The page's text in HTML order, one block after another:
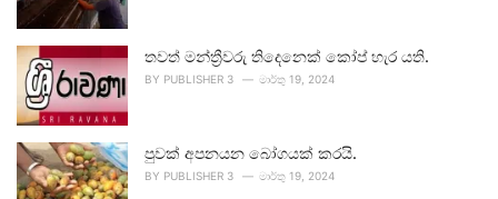
තවත් මන්ත්‍රීවරු තිදෙනෙක් කෝප් හැර යති.
BY PUBLISHER 3 මාර්තු 19, 2024
පුවක් අපනයන බෝගයක් කරයි.
BY PUBLISHER 3 මාර්තු 19, 2024